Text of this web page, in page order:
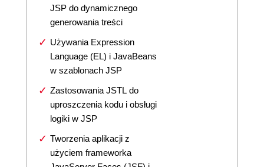
JSP do dynamicznego
generowania treści
Używania Expression
Language (EL) i JavaBeans
w szablonach JSP
Zastosowania JSTL do
uproszczenia kodu i obsługi
logiki w JSP
Tworzenia aplikacji z
użyciem frameworka